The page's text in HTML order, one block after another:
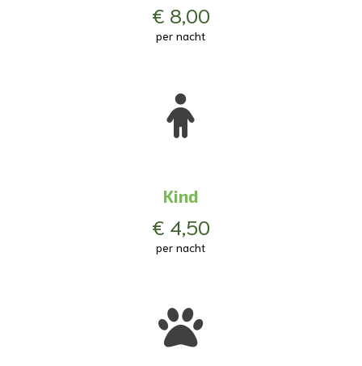
€ 8,00
per nacht
Kind
€ 4,50
per nacht